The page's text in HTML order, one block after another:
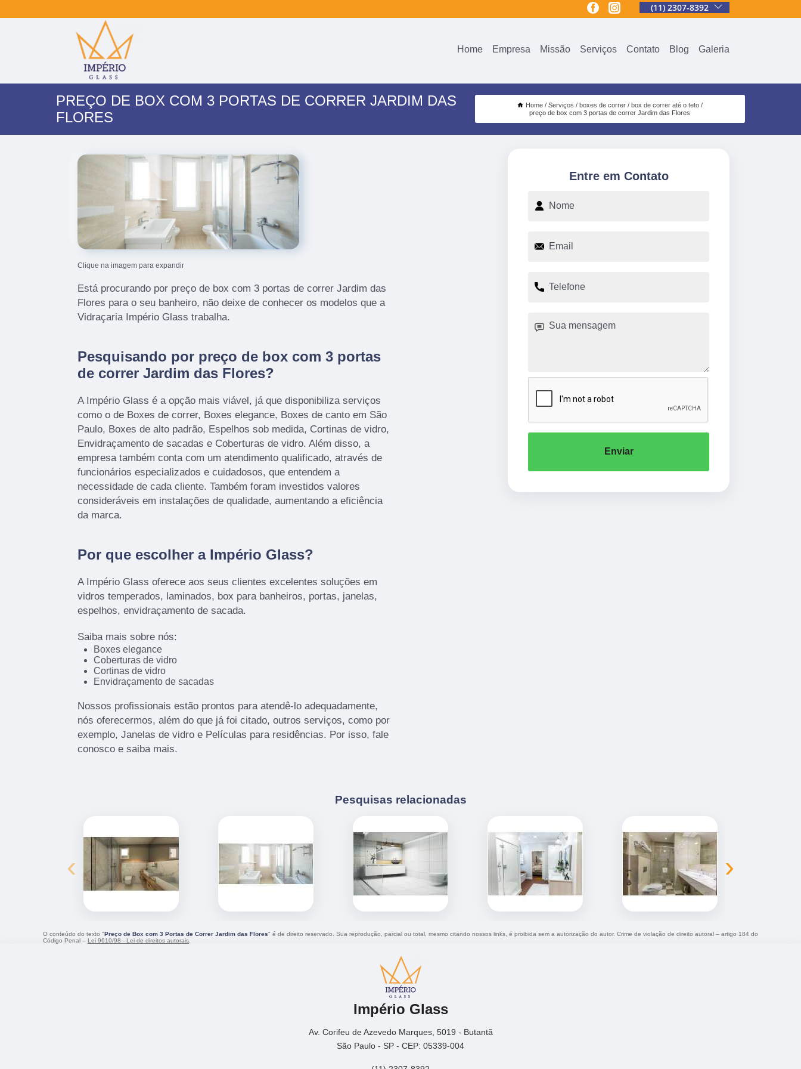
(11) 2307-8392
Home Empresa Missão Serviços Contato Blog Galeria
PREÇO DE BOX COM 3 PORTAS DE CORRER JARDIM DAS
FLORES
Home Serviços boxes de correr
box de correr até o teto
preço de box com 3 portas de correr Jardim das Flores
Clique na imagem para expandir
Está procurando por preço de box com 3 portas de correr Jardim das
Flores para o seu banheiro, não deixe de conhecer os modelos que a
Vidraçaria Império Glass trabalha.
Pesquisando por preço de box com 3 portas
de correr Jardim das Flores?
A Império Glass é a opção mais viável, já que disponibiliza serviços
como o de Boxes de correr, Boxes elegance, Boxes de canto em São
Paulo, Boxes de alto padrão, Espelhos sob medida, Cortinas de vidro,
Envidraçamento de sacadas e Coberturas de vidro. Além disso, a
empresa também conta com um atendimento qualificado, através de
funcionários especializados e cuidadosos, que entendem a
necessidade de cada cliente. Também foram investidos valores
consideráveis em instalações de qualidade, aumentando a eficiência
da marca.
Por que escolher a Império Glass?
A Império Glass oferece aos seus clientes excelentes soluções em
vidros temperados, laminados, box para banheiros, portas, janelas,
espelhos, envidraçamento de sacada.
Saiba mais sobre nós:
Boxes elegance
Coberturas de vidro
Cortinas de vidro
Envidraçamento de sacadas
Nossos profissionais estão prontos para atendê-lo adequadamente,
nós oferecermos, além do que já foi citado, outros serviços, como por
exemplo, Janelas de vidro e Películas para residências. Por isso, fale
conosco e saiba mais.
Entre em Contato
Enviar
Pesquisas relacionadas
‹ ›
O conteúdo do texto "Preço de Box com 3 Portas de Correr Jardim das Flores" é de direito reservado. Sua reprodução, parcial ou total, mesmo citando nossos links, é proibida sem a autorização do autor. Crime de violação de direito autoral – artigo 184 do
Código Penal – Lei 9610/98 - Lei de direitos autorais
Império Glass
Av. Corifeu de Azevedo Marques, 5019 - Butantã
São Paulo - SP - CEP: 05339-004